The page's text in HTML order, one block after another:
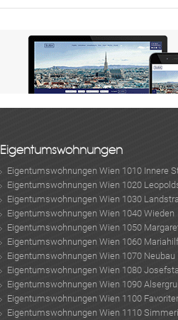
Eigentumswohnungen
Eigentumswohnungen Wien 1010 Innere
Eigentumswohnungen Wien 1020
Eigentumswohnungen Wien 1030
Eigentumswohnungen Wien 1040 Wieden
Eigentumswohnungen Wien 1050
Eigentumswohnungen Wien 1060 Mariahilf
Eigentumswohnungen Wien 1070 Neubau
Eigentumswohnungen Wien 1080
Eigentumswohnungen Wien 1090
Eigentumswohnungen Wien 1100
Eigentumswohnungen Wien 1110